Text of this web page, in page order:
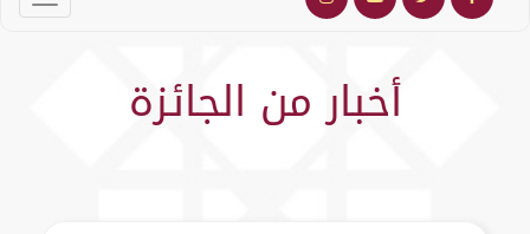
أخبار من الجائزة